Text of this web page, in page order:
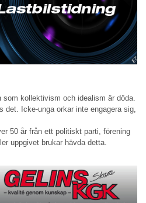
som kollektivism och idealism är döda.
det. Icke-unga orkar inte engagera sig,
50 år från ett politiskt parti, förening
uppgivet brukar hävda detta.